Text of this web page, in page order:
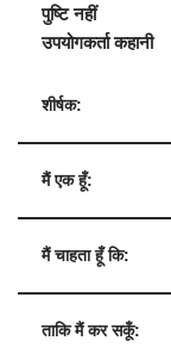
पुष्टि नहीं
उपयोगकर्ता कहानी
शीर्षक:
मैं एक हूँ:
मैं चाहता हूँ कि:
ताकि मैं कर सकूँ: